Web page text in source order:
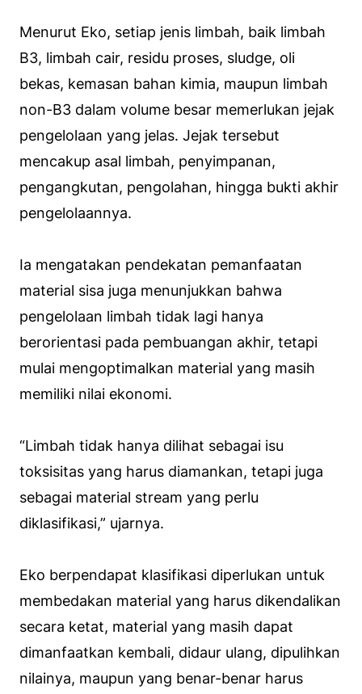
Menurut Eko, setiap jenis limbah, baik limbah
B3, limbah cair, residu proses, sludge, oli
bekas, kemasan bahan kimia, maupun limbah
non-B3 dalam volume besar memerlukan jejak
pengelolaan yang jelas. Jejak tersebut
mencakup asal limbah, penyimpanan,
pengangkutan, pengolahan, hingga bukti akhir
pengelolaannya.
Ia mengatakan pendekatan pemanfaatan
material sisa juga menunjukkan bahwa
pengelolaan limbah tidak lagi hanya
berorientasi pada pembuangan akhir, tetapi
mulai mengoptimalkan material yang masih
memiliki nilai ekonomi.
“Limbah tidak hanya dilihat sebagai isu
toksisitas yang harus diamankan, tetapi juga
sebagai material stream yang perlu
diklasifikasi,” ujarnya.
Eko berpendapat klasifikasi diperlukan untuk
membedakan material yang harus dikendalikan
secara ketat, material yang masih dapat
dimanfaatkan kembali, didaur ulang, dipulihkan
nilainya, maupun yang benar-benar harus